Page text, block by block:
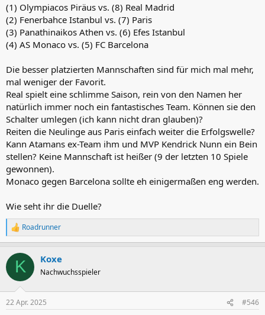
(1) Olympiacos Piräus vs. (8) Real Madrid
(2) Fenerbahce Istanbul vs. (7) Paris
(3) Panathinaikos Athen vs. (6) Efes Istanbul
(4) AS Monaco vs. (5) FC Barcelona
Die besser platzierten Mannschaften sind für mich mal mehr,
mal weniger der Favorit.
Real spielt eine schlimme Saison, rein von den Namen her
natürlich immer noch ein fantastisches Team. Können sie den
Schalter umlegen (ich kann nicht dran glauben)?
Reiten die Neulinge aus Paris einfach weiter die Erfolgswelle?
Kann Atamans ex-Team ihm und MVP Kendrick Nunn ein Bein
stellen? Keine Mannschaft ist heißer (9 der letzten 10 Spiele
gewonnen).
Monaco gegen Barcelona sollte eh einigermaßen eng werden.
Wie seht ihr die Duelle?
R
e
k
i
e
Roadrunner
K Koxe
Nachwuchsspieler
22 Apr. 2025 #546